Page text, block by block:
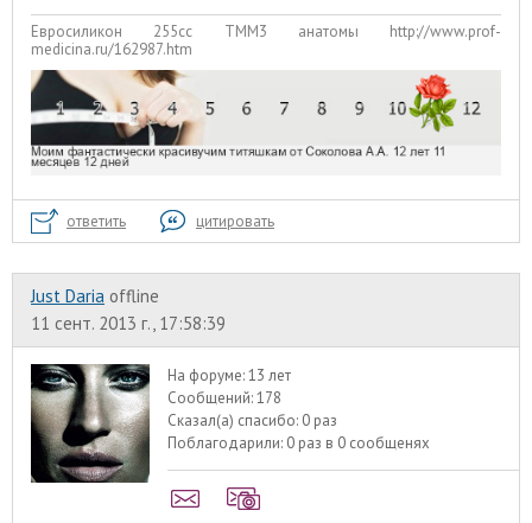
Евросиликон 255сс ТММ3 анатомы http://www.prof-
medicina.ru/162987.htm
ответить цитировать
Just Daria offline
11 сент. 2013 г., 17:58:39
На форуме:13 лет
Сообщений:178
Сказал(а) спасибо: 0 раз
Поблагодарили: 0 раз в 0 сообщенях